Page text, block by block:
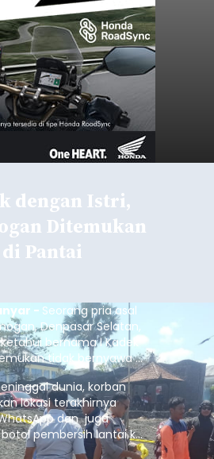
dengan Istri,
Ditemukan
Pantai
- Seorang pria asal
Denpasar Selatan,
bernama I Kadek
tidak bernyawa di
Sukawati.
dunia, korban
lokasi terakhirnya
dan juga
pembersih lantai ke